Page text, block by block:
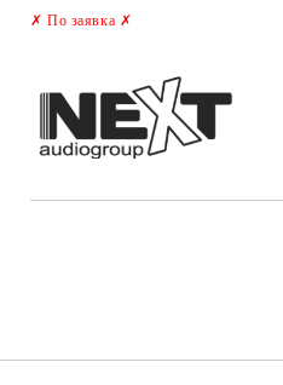
✗ По заявка ✗